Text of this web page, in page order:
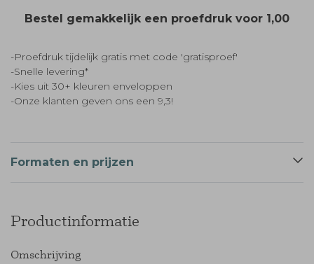
Bestel gemakkelijk een proefdruk voor 1,00
-Proefdruk tijdelijk gratis met code 'gratisproef'
-Snelle levering*
-Kies uit 30+ kleuren enveloppen
-Onze klanten geven ons een 9,3!
Formaten en prijzen
Productinformatie
Omschrijving